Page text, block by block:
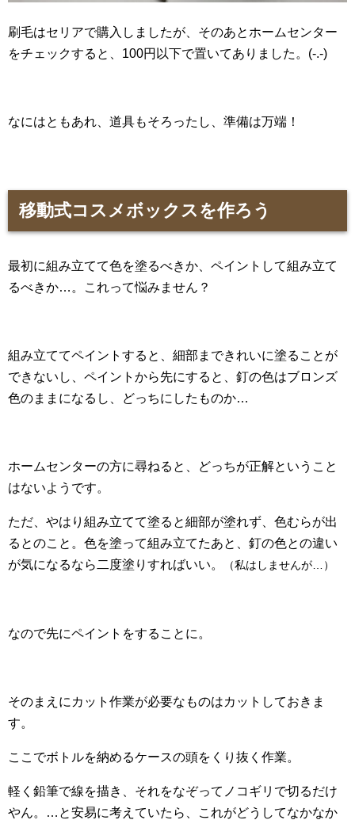
刷毛はセリアで購入しましたが、そのあとホームセンター
をチェックすると、100円以下で置いてありました。(-.-)
なにはともあれ、道具もそろったし、準備は万端！
移動式コスメボックスを作ろう
最初に組み立てて色を塗るべきか、ペイントして組み立て
るべきか…。これって悩みません？
組み立ててペイントすると、細部まできれいに塗ることが
できないし、ペイントから先にすると、釘の色はブロンズ
色のままになるし、どっちにしたものか…
ホームセンターの方に尋ねると、どっちが正解ということ
はないようです。
ただ、やはり組み立てて塗ると細部が塗れず、色むらが出
るとのこと。色を塗って組み立てたあと、釘の色との違い
が気になるなら二度塗りすればいい。
（私はしませんが…）
なので先にペイントをすることに。
そのまえにカット作業が必要なものはカットしておきま
す。
ここでボトルを納めるケースの頭をくり抜く作業。
軽く鉛筆で線を描き、それをなぞってノコギリで切るだけ
やん。…と安易に考えていたら、これがどうしてなかなか